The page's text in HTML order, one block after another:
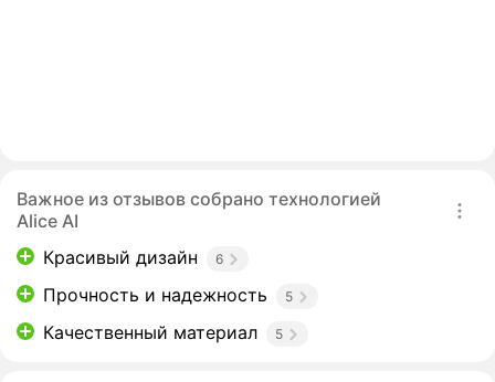
Важное из отзывов собрано технологией
Alice AI
Красивый дизайн
6
Прочность и надежность 5
Качественный материал 5